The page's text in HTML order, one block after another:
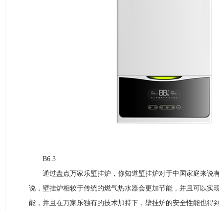
B6.3
通过盘点万家乐壁挂炉，你知道壁挂炉对于中国家庭来说
说，壁挂炉相较于传统的燃气热水器会更加节能，并且可以实
能，并且在万家乐独有的技术加持下，壁挂炉的安全性能也得